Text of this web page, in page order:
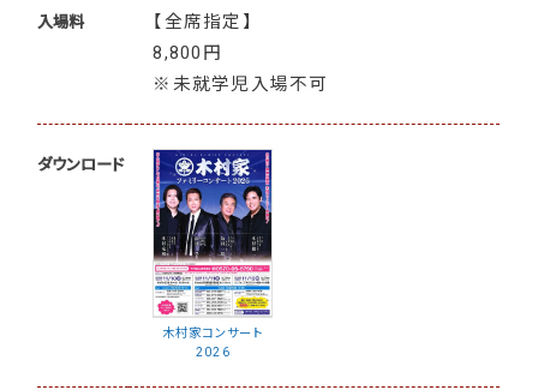
入場料
【全席指定】
8,800円
※未就学児入場不可
ダウンロード
木村家コンサート
2026